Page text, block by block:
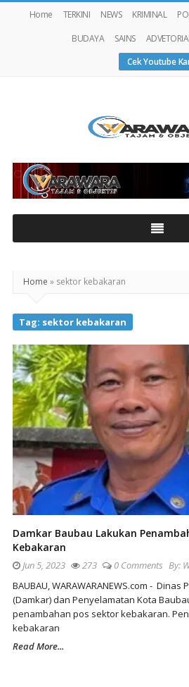
Home TERKINI NEWS KRIMINAL
BUDAYA
SAINS
Cek Youtube
Warawaranews
Home » sektor kebakaran
Tag: sektor kebakaran
Damkar Baubau Lakukan
Kebakaran
Jun 5, 2023 273 0 Comments By:
BAUBAU, WARAWARANEWS.com -
(Damkar) dan Penyelamatan Kota
penambahan pos sektor kebakaran.
kebakaran
Read More...